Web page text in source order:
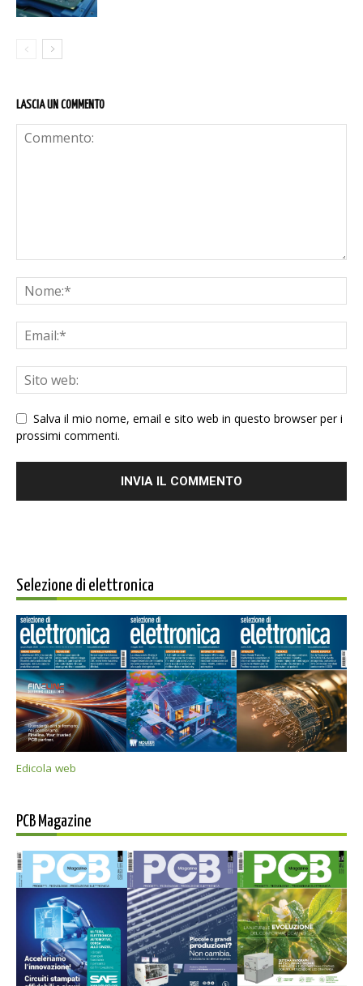
LASCIA UN COMMENTO
Salva il mio nome, email e sito web in questo browser per i
prossimi commenti.
Selezione di elettronica
Edicola web
PCB Magazine